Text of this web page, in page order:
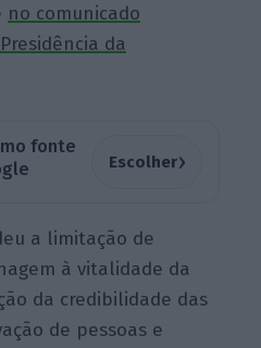
no comunicado
da
fonte
Escolher›
a limitação de
à vitalidade da
da credibilidade das
de pessoas e